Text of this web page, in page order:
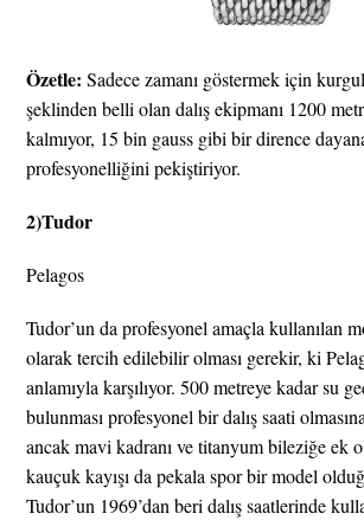
Özetle:Sadece zamanı göstermek için
şeklinden belli olan dalış ekipmanı 1200
kalmıyor, 15 bin gauss gibi bir dirence
profesyonelliğini pekiştiriyor.
2)Tudor
Pelagos
Tudor’un da profesyonel amaçla kullanılan
olarak tercih edilebilir olması gerekir, ki
anlamıyla karşılıyor. 500 metreye kadar su
bulunması profesyonel bir dalış saati
ancak mavi kadranı ve titanyum bileziğe ek
kauçuk kayışı da pekala spor bir model
Tudor’un 1969’dan beri dalış saatlerinde